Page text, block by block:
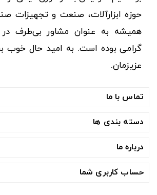
حوزه ابزارآلات، صنعت و تجهیزات
همیشه به عنوان مشاور بی‌طرف در
گرامی بوده است. به امید حال خوب
عزیزمان.
تماس با ما
دسته بندی ها
درباره ما
حساب کاربری شما